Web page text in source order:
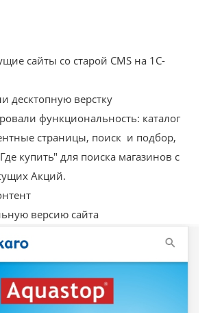
сайты со старой CMS на 1С-
десктопную верстку
функциональность: каталог
страницы, поиск и подбор,
купить" для поиска магазинов с
Акций.
версию сайта